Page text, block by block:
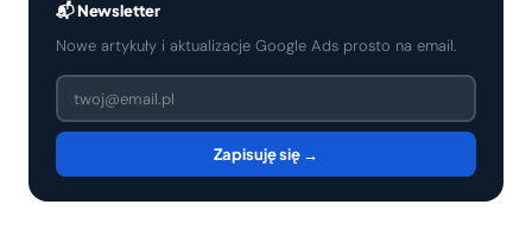
📬 Newsletter
Nowe artykuły i aktualizacje Google Ads prosto na email.
Zapisuję się →